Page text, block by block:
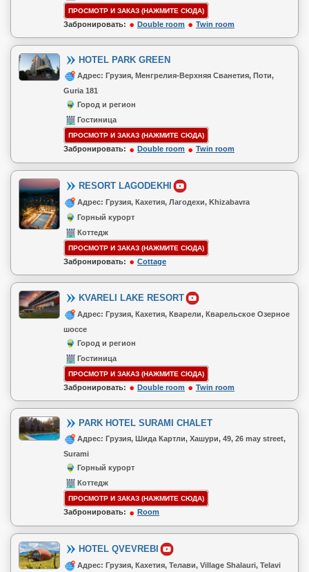
ПРОСМОТР И ЗАКАЗ (НАЖМИТЕ СЮДА)
Забронировать: Double room Twin room
HOTEL PARK GREEN
Адрес: Грузия, Менгрелия-Верхняя Сванетия, Поти,
Guria 181
Город и регион
Гостиница
ПРОСМОТР И ЗАКАЗ (НАЖМИТЕ СЮДА)
Забронировать: Double room Twin room
RESORT LAGODEKHI
Адрес: Грузия, Кахетия, Лагодехи, Khizabavra
Горный курорт
Коттедж
ПРОСМОТР И ЗАКАЗ (НАЖМИТЕ СЮДА)
Забронировать: Cottage
KVARELI LAKE RESORT
Адрес: Грузия, Кахетия, Кварели, Кварельское Озерное
шоссе
Город и регион
Гостиница
ПРОСМОТР И ЗАКАЗ (НАЖМИТЕ СЮДА)
Забронировать: Double room Twin room
PARK HOTEL SURAMI CHALET
Адрес: Грузия, Шида Картли, Хашури, 49, 26 may street,
Surami
Горный курорт
Коттедж
ПРОСМОТР И ЗАКАЗ (НАЖМИТЕ СЮДА)
Забронировать: Room
HOTEL QVEVREBI
Адрес: Грузия, Кахетия, Телави, Village Shalauri, Telavi